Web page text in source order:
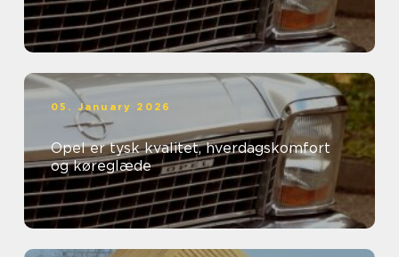
05. January 2026
Opel er tysk kvalitet, hverdagskomfort
og køreglæde